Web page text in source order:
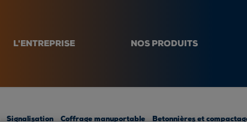
L'ENTREPRISE NOS PRODUITS
Signalisation Coffrage manuportable Betonnières et